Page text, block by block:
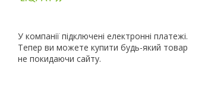
У компанії підключені електронні платежі.
Тепер ви можете купити будь-який товар
не покидаючи сайту.